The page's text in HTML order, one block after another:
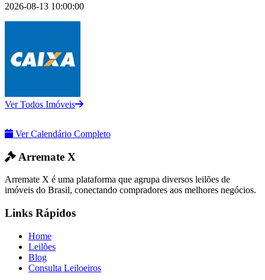
2026-08-13 10:00:00
Ver Todos Imóveis
Ver Calendário Completo
Arremate X
Arremate X é uma plataforma que agrupa diversos leilões de
imóveis do Brasil, conectando compradores aos melhores negócios.
Links Rápidos
Home
Leilões
Blog
Consulta Leiloeiros